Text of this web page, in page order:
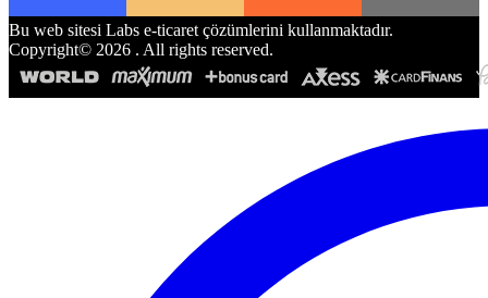
Bu web sitesi Labs e-ticaret çözümlerini kullanmaktadır.
Copyright© 2026 . All rights reserved.